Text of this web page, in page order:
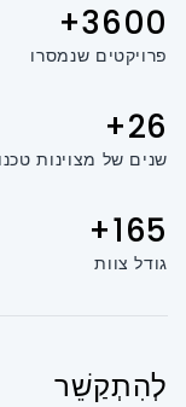
3600+
פרויקטים שנמסרו
26+
שנים של מצוינות
165+
גודל צוות
לְהִתְקַשֵׁר